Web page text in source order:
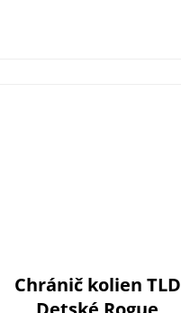
Chránič kolien TLD